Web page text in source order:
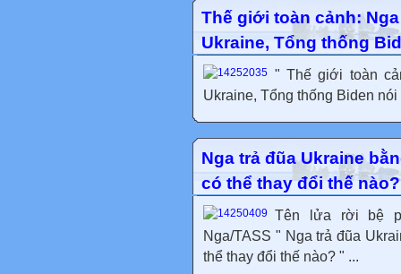
Thế giới toàn cảnh:
Ukraine, Tổng thống
" Thế giới toàn
Ukraine, Tổng thống Biden nói
Nga trả đũa Ukraine
có thể thay đổi thế nào?
Tên lửa rời bệ
Nga/TASS " Nga trả đũa
thể thay đổi thế nào? " ...